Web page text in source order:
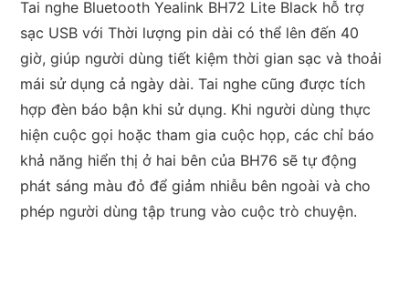
Tai nghe Bluetooth Yealink BH72 Lite Black hỗ trợ
sạc USB với Thời lượng pin dài có thể lên đến 40
giờ, giúp người dùng tiết kiệm thời gian sạc và thoải
mái sử dụng cả ngày dài. Tai nghe cũng được tích
hợp đèn báo bận khi sử dụng. Khi người dùng thực
hiện cuộc gọi hoặc tham gia cuộc họp, các chỉ báo
khả năng hiển thị ở hai bên của BH76 sẽ tự động
phát sáng màu đỏ để giảm nhiễu bên ngoài và cho
phép người dùng tập trung vào cuộc trò chuyện.